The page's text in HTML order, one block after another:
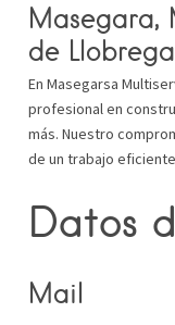
Masegara,
de
En Masegarsa
profesional en
más. Nuestro
de un trabajo
Datos
Mail